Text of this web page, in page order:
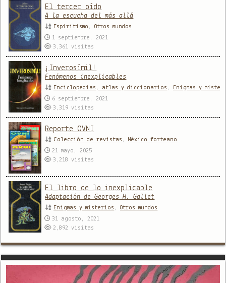
El tercer oído
A la escucha del más allá
Espiritismo ,Otros mundos
1 septiembre, 2021
3,361visitas
¡Inverosímil!
Fenómenos inexplicables
Enciclopedias, atlas y diccionarios ,
Enigmas y
6 septiembre, 2021
3,319visitas
Reporte OVNI
Colección de revistas ,México forteano
21 mayo, 2025
3,218visitas
El libro de lo inexplicable
Adaptación de Georges H. Gallet
Enigmas y misterios ,Otros mundos
31 agosto, 2021
2,892visitas